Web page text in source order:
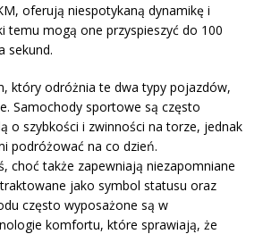
oferują niespotykaną dynamikę i
temu mogą one przyspieszyć do 100
sekund.
który odróżnia te dwa typy pojazdów,
Samochody sportowe są często
o szybkości i zwinności na torze, jednak
podróżować na co dzień.
choć także zapewniają niezapomniane
jako symbol statusu oraz
często wyposażone są w
komfortu, które sprawiają, że